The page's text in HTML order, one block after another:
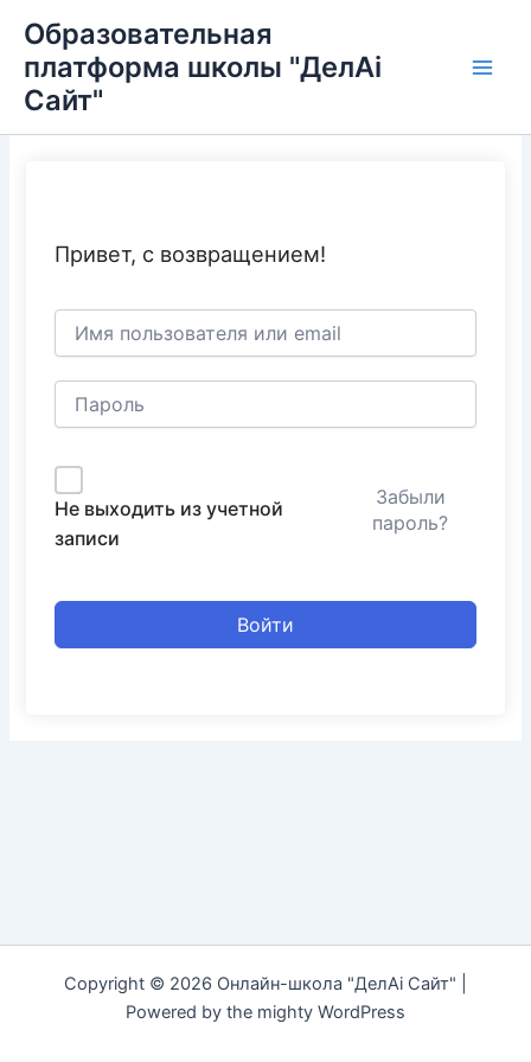
содержимому
Образовательная
платформа школы "ДелAi
Сайт"
Привет, с возвращением!
Не выходить из учетной
записи
Забыли
пароль?
Войти
Copyright © 2026 Онлайн-школа "ДелAi Сайт" |
Powered by the mighty WordPress